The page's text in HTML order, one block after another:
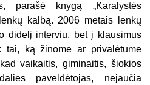
parašė knygą „Karalystės
kalbą. 2006 metais lenkų
didelį interviu, bet į klausimus
tai, ką žinome ar privalėtume
vaikaitis, giminaitis, šiokios
paveldėtojas, nejaučia